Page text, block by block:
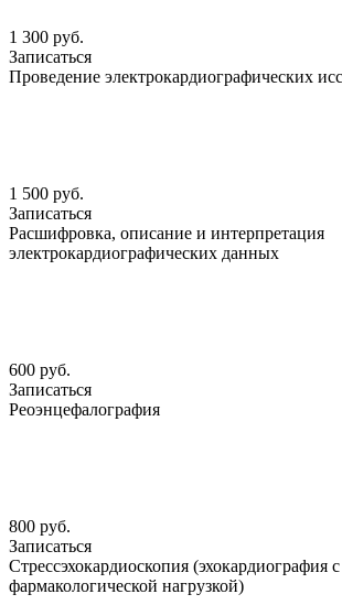
1 300 руб.
Записаться
Проведение электрокардиографических
1 500 руб.
Записаться
Расшифровка, описание и интерпретация
электрокардиографических данных
600 руб.
Записаться
Реоэнцефалография
800 руб.
Записаться
Стрессэхокардиоскопия (эхокардиография с
фармакологической нагрузкой)